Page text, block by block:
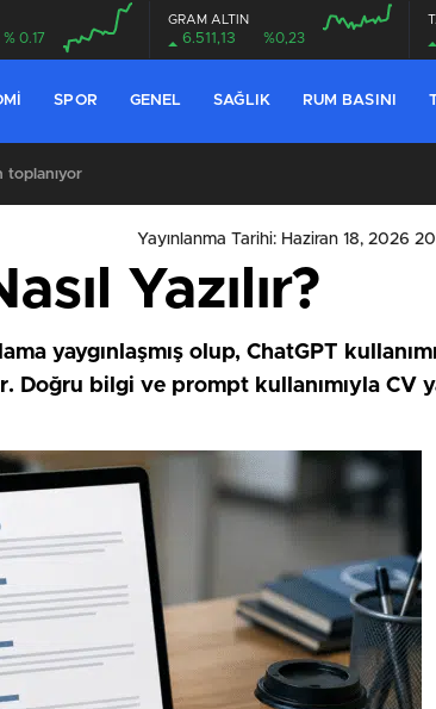
% 0.17
GRAM ALTIN
6.511,13 %0,23
SPOR GENEL SAĞLIK RUM BASINI
toplanıyor
Yayınlanma Tarihi: Haziran 18, 2026
Yazılır?
yaygınlaşmış olup, ChatGPT
bilgi ve prompt kullanımıyla CV